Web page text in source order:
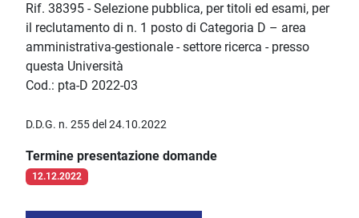
Rif. 38395 - Selezione pubblica, per titoli ed esami, per
il reclutamento di n. 1 posto di Categoria D – area
amministrativa-gestionale - settore ricerca - presso
questa Università
Cod.: pta-D 2022-03
D.D.G. n. 255 del 24.10.2022
Termine presentazione domande
12.12.2022